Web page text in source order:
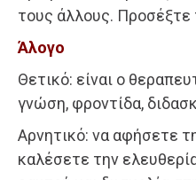
τους άλλους. Προσέξτε
Άλογο
Θετικό: είναι ο
γνώση, φροντίδα,
Αρνητικό: να αφήσετε
καλέσετε την